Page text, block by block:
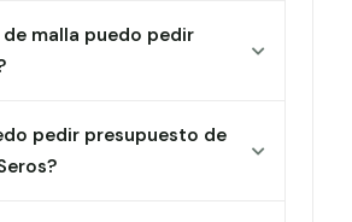
malla puedo pedir
pedir presupuesto de